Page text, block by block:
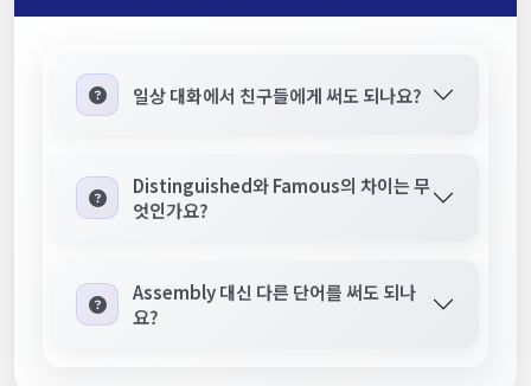
일상 대화에서 친구들에게 써도 되나요?
Distinguished와 Famous의 차이는 무
엇인가요?
Assembly 대신 다른 단어를 써도 되나
요?